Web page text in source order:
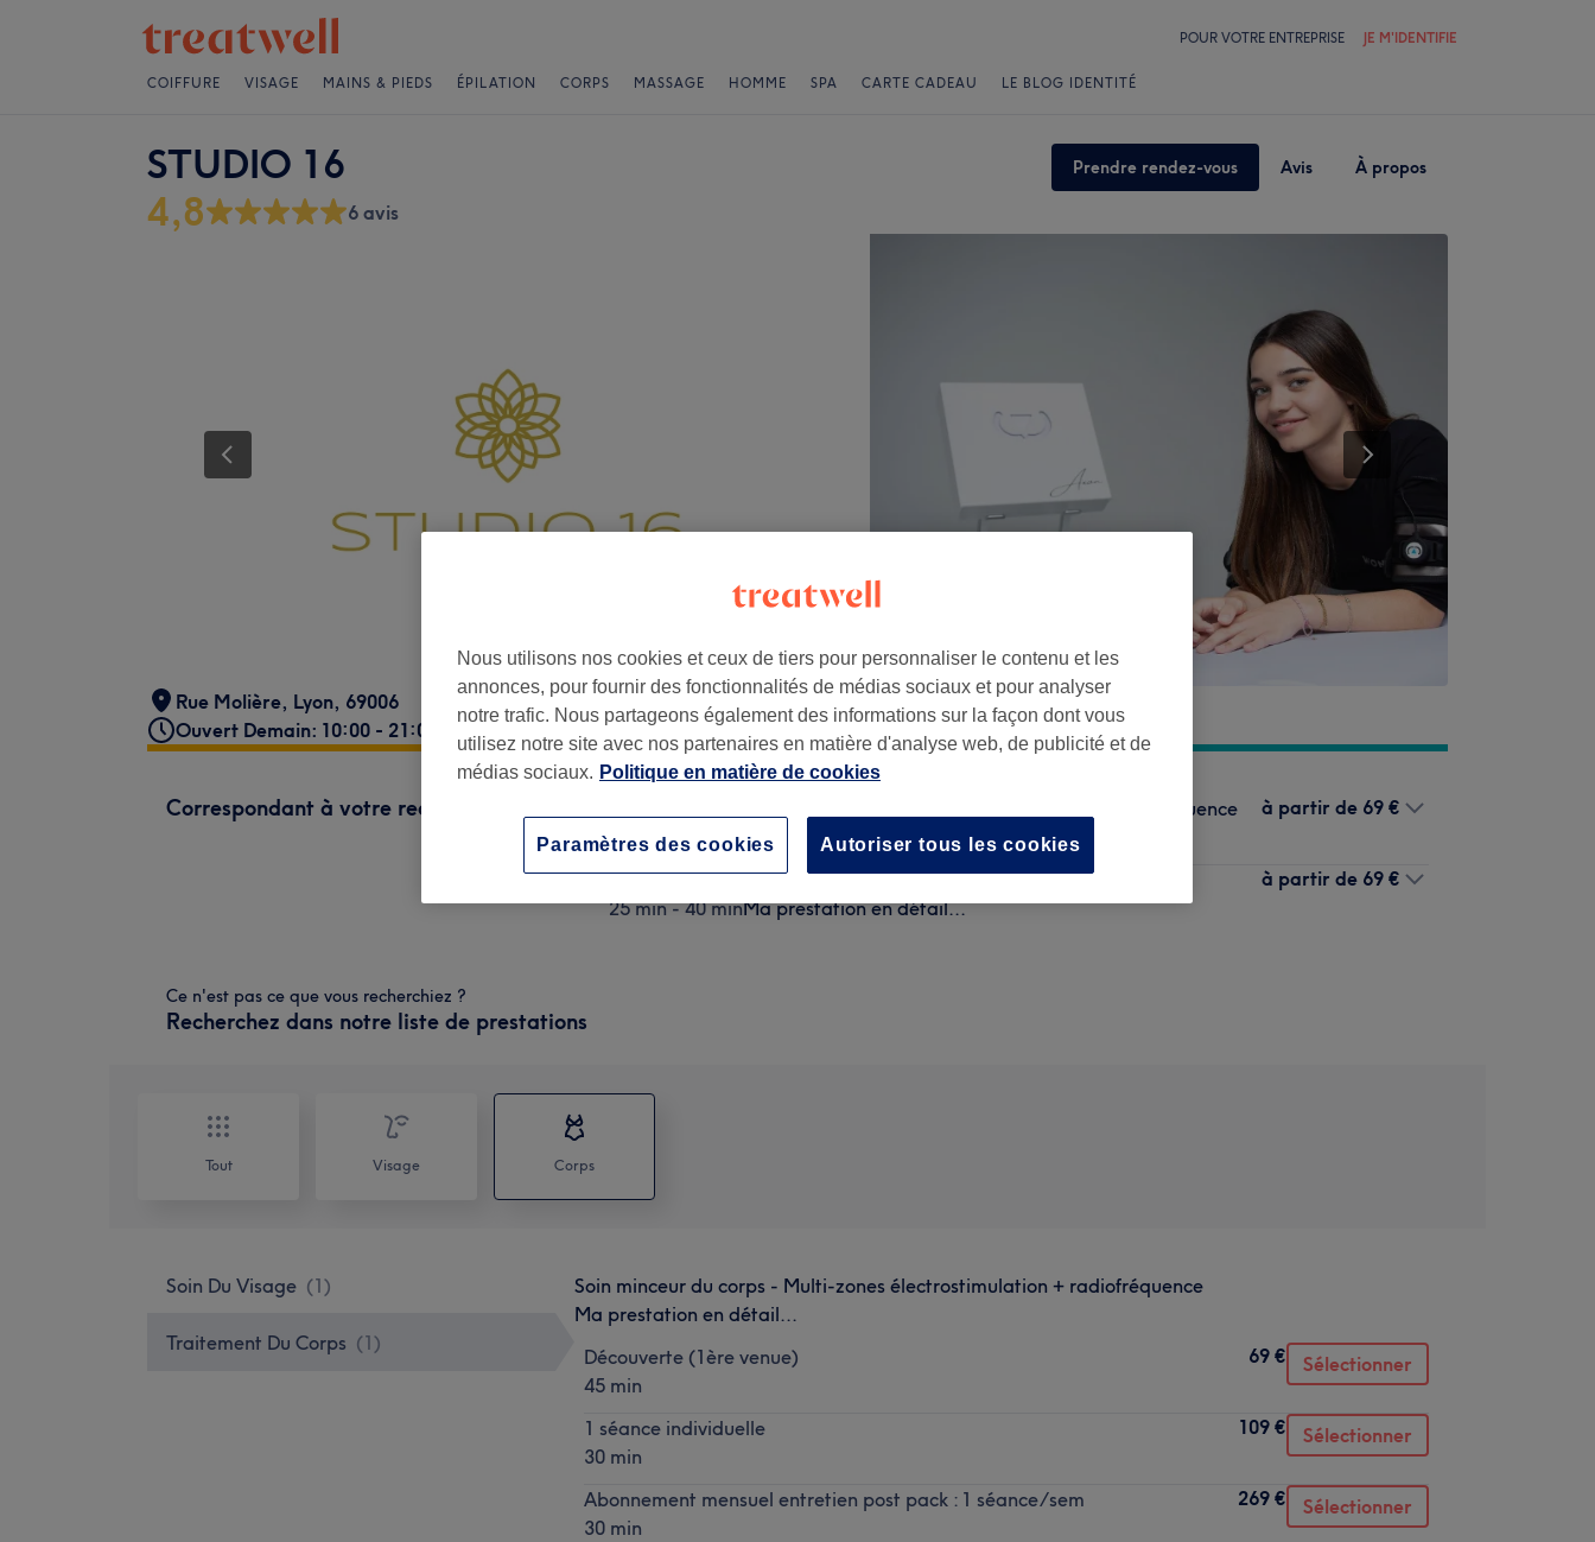
POUR VOTRE ENTREPRISE JE M'IDENTIFIE
COIFFURE VISAGE MAINS & PIEDS ÉPILATION CORPS MASSAGE HOMME SPA CARTE CADEAU LE BLOG IDENTITÉ
STUDIO 16 Prendre rendez-vous Avis À propos
4,8 6 avis
Rue Molière, Lyon, 69006
Ouvert Demain: 10:00 - 21:00
Correspondant à votre recherche
Soin minceur du corps - Multi-zones électrostimulation + radiofréquence
30 min - 45 minMa prestation en détail...
à partir de 69 €
Soin du visage - lifting naturel électrostimulation + radiofréquence
25 min - 40 minMa prestation en détail...
à partir de 69 €
Ce n'est pas ce que vous recherchiez ?
Recherchez dans notre liste de prestations
Tout Visage Corps
Soin Du Visage (1)
Traitement Du Corps (1 )
Soin minceur du corps - Multi-zones électrostimulation + radiofréquence
Ma prestation en détail...
Découverte (1ère venue)
45 min
69 € Sélectionner
1 séance individuelle
30 min
109 € Sélectionner
Abonnement mensuel entretien post pack : 1 séance/sem
30 min
269 € Sélectionner
Nous utilisons nos cookies et ceux de tiers pour personnaliser le contenu et les
annonces, pour fournir des fonctionnalités de médias sociaux et pour analyser
notre trafic. Nous partageons également des informations sur la façon dont vous
utilisez notre site avec nos partenaires en matière d'analyse web, de publicité et de
médias sociaux. Politique en matière de cookies
Autoriser tous les cookies
Paramètres des cookies